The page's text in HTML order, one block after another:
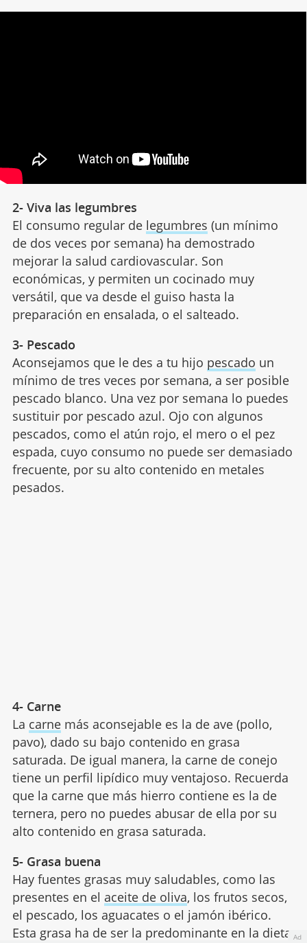
2- Viva las legumbres
El consumo regular de legumbres (un mínimo
de dos veces por semana) ha demostrado
mejorar la salud cardiovascular. Son
económicas, y permiten un cocinado muy
versátil, que va desde el guiso hasta la
preparación en ensalada, o el salteado.
3- Pescado
Aconsejamos que le des a tu hijo pescado un
mínimo de tres veces por semana, a ser posible
pescado blanco. Una vez por semana lo puedes
sustituir por pescado azul. Ojo con algunos
pescados, como el atún rojo, el mero o el pez
espada, cuyo consumo no puede ser demasiado
frecuente, por su alto contenido en metales
pesados.
4- Carne
La carnemás aconsejable es la de ave (pollo,
pavo), dado su bajo contenido en grasa
saturada. De igual manera, la carne de conejo
tiene un perfil lipídico muy ventajoso. Recuerda
que la carne que más hierro contiene es la de
ternera, pero no puedes abusar de ella por su
alto contenido en grasa saturada.
5- Grasa buena
Hay fuentes grasas muy saludables, como las
presentes en el aceite de oliva, los frutos secos,
el pescado, los aguacates o el jamón ibérico.
Esta grasa ha de ser la predominante en la dieta Ad